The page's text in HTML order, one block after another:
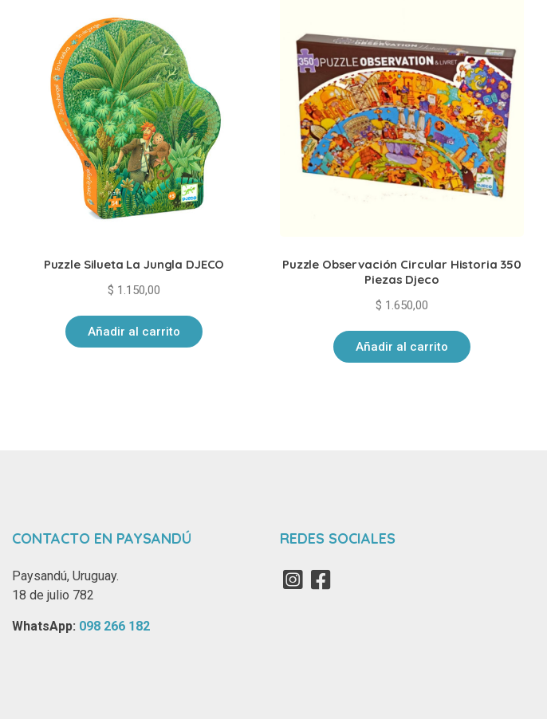
Puzzle Silueta La Jungla DJECO
$ 1.150,00
Añadir al carrito
Puzzle Observación Circular Historia 350
Piezas Djeco
$ 1.650,00
Añadir al carrito
CONTACTO EN PAYSANDÚ
Paysandú, Uruguay.
18 de julio 782
WhatsApp: ‪ 098 266 182‬
REDES SOCIALES